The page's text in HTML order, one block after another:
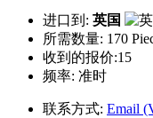
进口到: 英国
所需数量: 170
收到的报价:15
频率: 准时
联系方式: Email